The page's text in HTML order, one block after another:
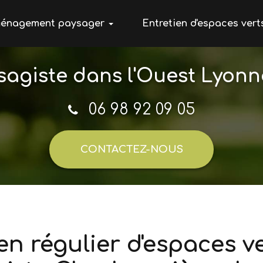
paysager
paysagère
Entretien d'espaces
dans l'Ouest
06 98 92 09 05
CONTACTEZ-NOUS
régulier d'espaces